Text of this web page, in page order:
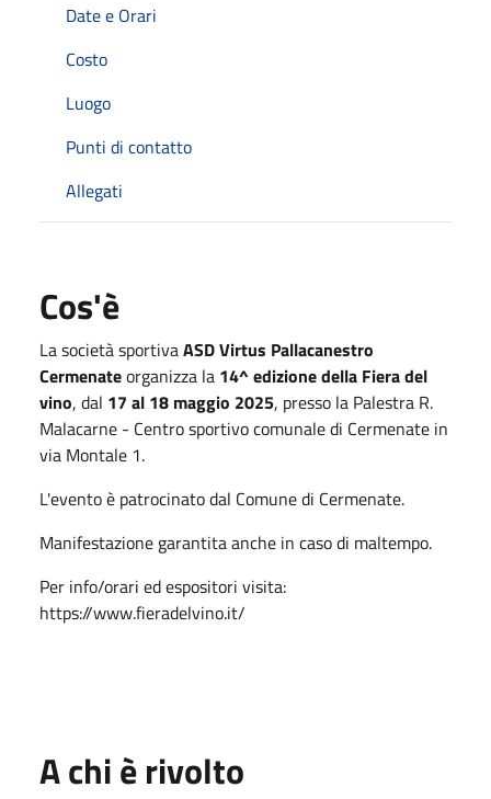
Date e Orari
Costo
Luogo
Punti di contatto
Allegati
Cos'è
La società sportivaASD Virtus Pallacanestro
Cermenateorganizza la 14^ edizione della Fiera del
vino, dal 17 al 18 maggio 2025, presso la Palestra R.
Malacarne - Centro sportivo comunale di Cermenate in
via Montale 1.
L'evento è patrocinato dal Comune di Cermenate.
Manifestazione garantita anche in caso di maltempo.
Per info/orari ed espositori visita:
https://www.fieradelvino.it/
A chi è rivolto